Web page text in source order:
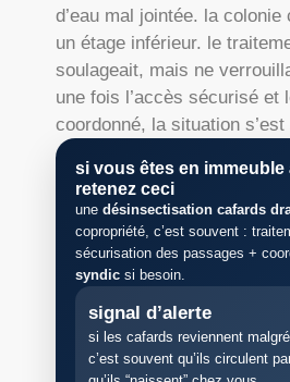
d’eau mal jointée. la
un étage inférieur. le
soulageait, mais ne
une fois l’accès sécurisé et
coordonné, la situation
si vous êtes en immeuble
retenez ceci
une désinsectisation cafards
copropriété, c’est souvent :
sécurisation des passages +
syndic si besoin.
signal d’alerte
si les cafards reviennent
c’est souvent qu’ils circulent